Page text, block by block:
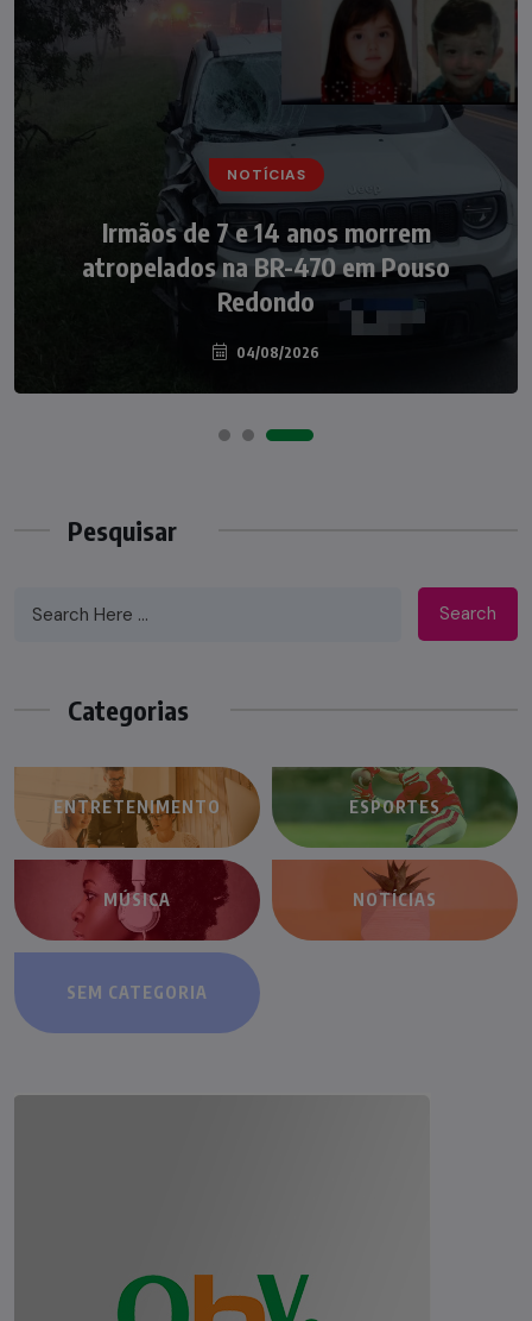
NOTÍCIAS
Irmãos de 7 e 14 anos morrem
atropelados na BR-470 em Pouso
Redondo
04/08/2026
Pesquisar
Search
Categorias
ENTRETENIMENTO ESPORTES
MÚSICA NOTÍCIAS
SEM CATEGORIA